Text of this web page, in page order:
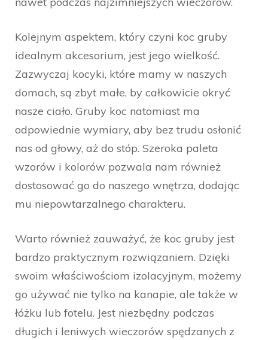
Kolejnym aspektem, który czyni koc gruby
idealnym akcesorium, jest jego wielkość.
Zazwyczaj kocyki, które mamy w naszych
domach, są zbyt małe, by całkowicie okryć
nasze ciało. Gruby koc natomiast ma
odpowiednie wymiary, aby bez trudu osłonić
nas od głowy, aż do stóp. Szeroka paleta
wzorów i kolorów pozwala nam również
dostosować go do naszego wnętrza, dodając
mu niepowtarzalnego charakteru.
Warto również zauważyć, że koc gruby jest
bardzo praktycznym rozwiązaniem. Dzięki
swoim właściwościom izolacyjnym, możemy
go używać nie tylko na kanapie, ale także w
łóżku lub fotelu. Jest niezbędny podczas
długich i leniwych wieczorów spędzanych z